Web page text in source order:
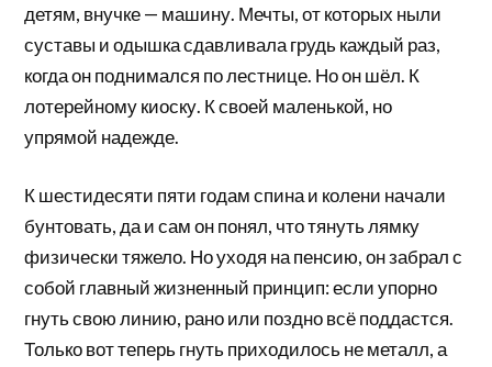
детям, внучке — машину. Мечты, от которых ныли
суставы и одышка сдавливала грудь каждый раз,
когда он поднимался по лестнице. Но он шёл. К
лотерейному киоску. К своей маленькой, но
упрямой надежде.
К шестидесяти пяти годам спина и колени начали
бунтовать, да и сам он понял, что тянуть лямку
физически тяжело. Но уходя на пенсию, он забрал с
собой главный жизненный принцип: если упорно
гнуть свою линию, рано или поздно всё поддастся.
Только вот теперь гнуть приходилось не металл, а